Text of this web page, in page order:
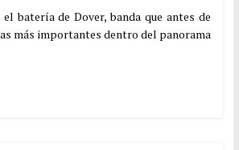
batería de Dover, banda que antes de
más importantes dentro del panorama